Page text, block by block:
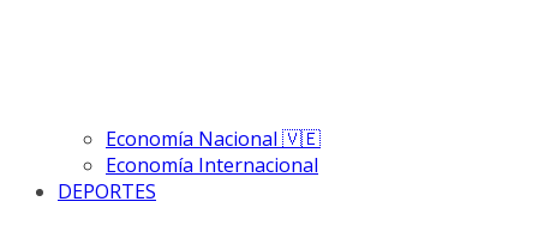
Economía Nacional 🇻🇪
Economía Internacional
DEPORTES